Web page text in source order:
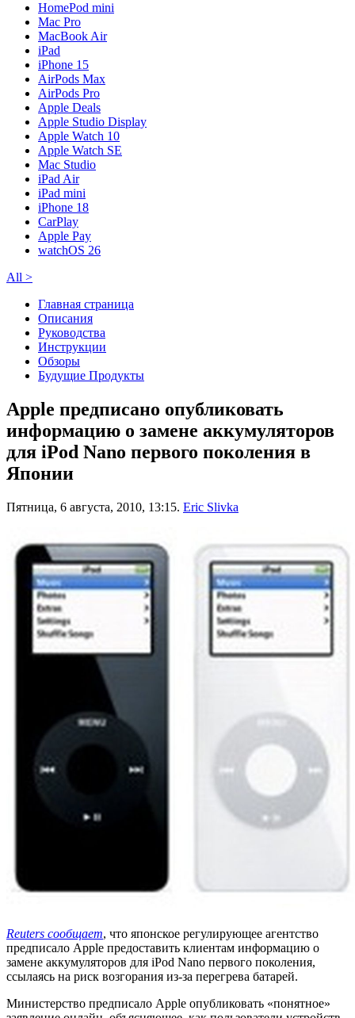
HomePod mini
Mac Pro
MacBook Air
iPad
iPhone 15
AirPods Max
AirPods Pro
Apple Deals
Apple Studio Display
Apple Watch 10
Apple Watch SE
Mac Studio
iPad Air
iPad mini
iPhone 18
CarPlay
Apple Pay
watchOS 26
All >
Главная страница
Описания
Руководства
Инструкции
Обзоры
Будущие Продукты
Apple предписано опубликовать
информацию о замене аккумуляторов
для iPod Nano первого поколения в
Японии
Пятница, 6 августа, 2010, 13:15. Eric Slivka
Reuters сообщает, что японское регулирующее агентство
предписало Apple предоставить клиентам информацию о
замене аккумуляторов для iPod Nano первого поколения,
ссылаясь на риск возгорания из-за перегрева батарей.
Министерство предписало Apple опубликовать «понятное»